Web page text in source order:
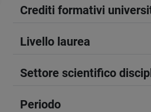
Crediti formativi
Livello laurea
Settore scientifico
Periodo